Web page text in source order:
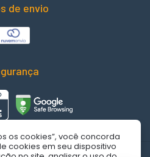
os cookies”, você concorda
cookies em seu dispositivo
de envio